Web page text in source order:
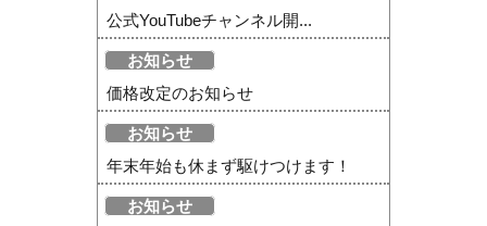
公式YouTubeチャンネル開...
お知らせ
価格改定のお知らせ
お知らせ
年末年始も休まず駆けつけます！
お知らせ